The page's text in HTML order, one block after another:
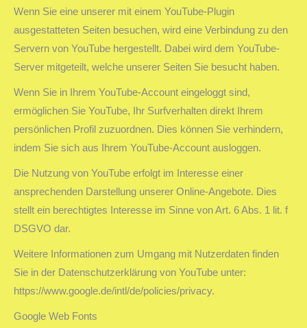
Wenn Sie eine unserer mit einem YouTube-Plugin
ausgestatteten Seiten besuchen, wird eine Verbindung zu den
Servern von YouTube hergestellt. Dabei wird dem YouTube-
Server mitgeteilt, welche unserer Seiten Sie besucht haben.
Wenn Sie in Ihrem YouTube-Account eingeloggt sind,
ermöglichen Sie YouTube, Ihr Surfverhalten direkt Ihrem
persönlichen Profil zuzuordnen. Dies können Sie verhindern,
indem Sie sich aus Ihrem YouTube-Account ausloggen.
Die Nutzung von YouTube erfolgt im Interesse einer
ansprechenden Darstellung unserer Online-Angebote. Dies
stellt ein berechtigtes Interesse im Sinne von Art. 6 Abs. 1 lit. f
DSGVO dar.
Weitere Informationen zum Umgang mit Nutzerdaten finden
Sie in der Datenschutzerklärung von YouTube unter:
https://www.google.de/intl/de/policies/privacy.
Google Web Fonts